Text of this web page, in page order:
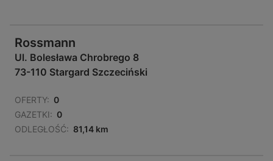
Rossmann
Ul. Bolesława Chrobrego 8
73-110 Stargard Szczeciński
OFERTY: 0
GAZETKI: 0
ODLEGŁOŚĆ: 81,14 km